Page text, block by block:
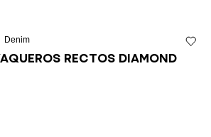
Denim
rectos Diamond